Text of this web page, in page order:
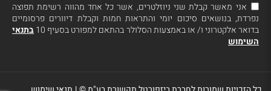
אני מאשר קבלת שני ניוזלטרים, אשר כל אחד מהווה רשימת תפוצה
נפרדת, בנושאים סיכום יומי והתראות חמות וקבלת דיוורים פרסומיים
בדואר אלקטרוני ו/ או באמצעות הסלולר בהתאם למפורט בסעיף 10
בתנאי
השימוש